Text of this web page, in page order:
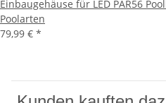
Einbaugehäuse für LED PAR56
Poolarten
79,99 € *